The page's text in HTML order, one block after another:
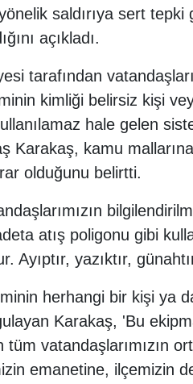
saldırıya sert
açıkladı.
tarafından
kimliği belirsiz kişi
hale gelen
Karakaş, kamu
olduğunu belirtti.
atış poligonu gibi
Ayıptır, yazıktır,
herhangi bir kişi ya
Karakaş, 'Bu
tüm vatandaşlarımızın
emanetine, ilçemizin